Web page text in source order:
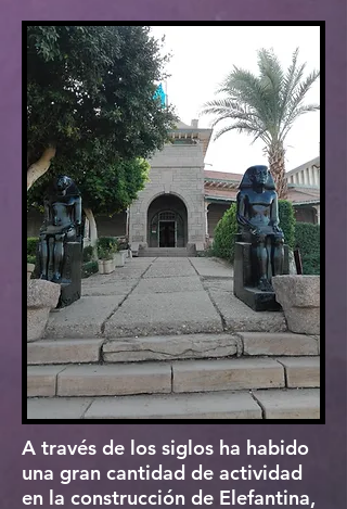
A través de los siglos ha habido
una gran cantidad de actividad
en la construcción de Elefantina,